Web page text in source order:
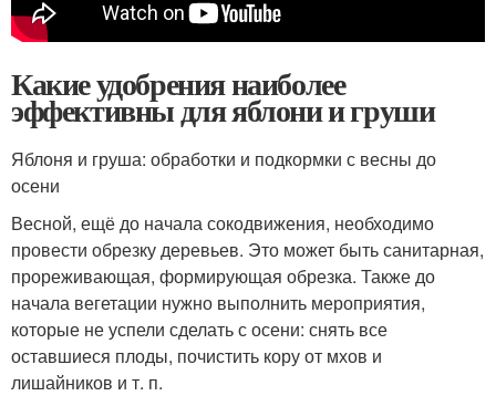
Какие удобрения наиболее
эффективны для яблони и груши
Яблоня и груша: обработки и подкормки с весны до
осени
Весной, ещё до начала сокодвижения, необходимо
провести обрезку деревьев. Это может быть санитарная,
прореживающая, формирующая обрезка. Также до
начала вегетации нужно выполнить мероприятия,
которые не успели сделать с осени: снять все
оставшиеся плоды, почистить кору от мхов и
лишайников и т. п.